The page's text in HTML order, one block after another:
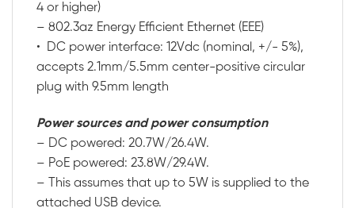
4 or higher)
– 802.3az Energy Efficient Ethernet (EEE)
• DC power interface: 12Vdc (nominal, +/- 5%),
accepts 2.1mm/5.5mm center-positive circular
plug with 9.5mm length
Power sources and power consumption
– DC powered: 20.7W/26.4W.
– PoE powered: 23.8W/29.4W.
– This assumes that up to 5W is supplied to the
attached USB device.